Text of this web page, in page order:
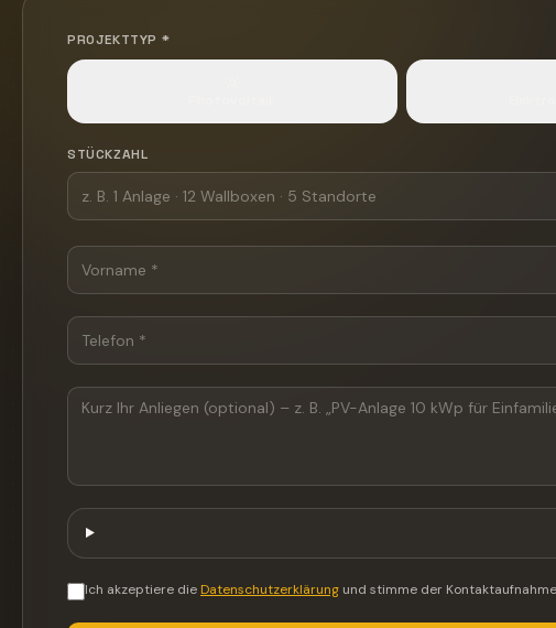
PROJEKTTYP *
STÜCKZAHL
Ich akzeptiere die Datenschutzerklärung und stimme der